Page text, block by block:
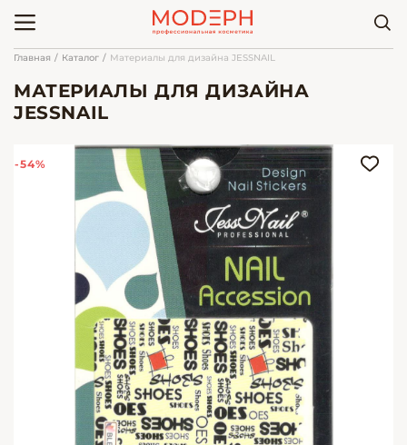
Главная Каталог Материалы для дизайна JESSNAIL
МАТЕРИАЛЫ ДЛЯ ДИЗАЙНА
JESSNAIL
-54%